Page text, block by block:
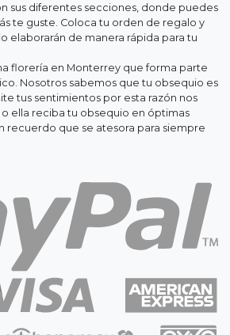
sus diferentes secciones, donde puedes
te guste. Coloca tu orden de regalo y
elaborarán de manera rápida para tu
florería en Monterrey que forma parte
Nosotros sabemos que tu obsequio es
tus sentimientos por esta razón nos
ella reciba tu obsequio en óptimas
recuerdo que se atesora para siempre